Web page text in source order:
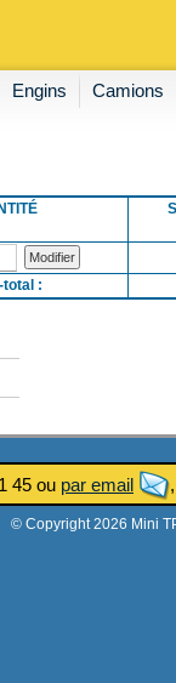
Engins Camions
total :
45 ou par email
© Copyright 2026 Mini